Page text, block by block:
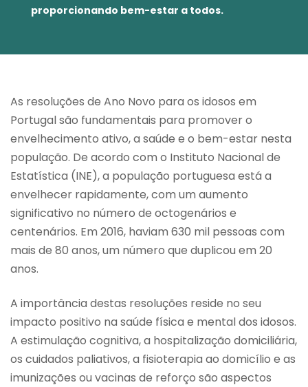
proporcionando bem-estar a todos.
As resoluções de Ano Novo para os idosos em
Portugal são fundamentais para promover o
envelhecimento ativo, a saúde e o bem-estar nesta
população. De acordo com o Instituto Nacional de
Estatística (INE), a população portuguesa está a
envelhecer rapidamente, com um aumento
significativo no número de octogenários e
centenários. Em 2016, haviam 630 mil pessoas com
mais de 80 anos, um número que duplicou em 20
anos.
A importância destas resoluções reside no seu
impacto positivo na saúde física e mental dos idosos.
A estimulação cognitiva, a hospitalização domiciliária,
os cuidados paliativos, a fisioterapia ao domicílio e as
imunizações ou vacinas de reforço são aspectos